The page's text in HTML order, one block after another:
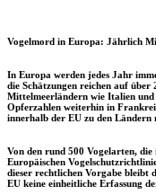
Vogelmord in Europa: Jährlich
In Europa werden jedes Jahr
die Schätzungen reichen auf
Mittelmeerländern wie Italien und
Opferzahlen weiterhin in
innerhalb der EU zu den Ländern
Von den rund 500 Vogelarten,
Europäischen
dieser rechtlichen Vorgabe bleibt
EU keine einheitliche Erfassung